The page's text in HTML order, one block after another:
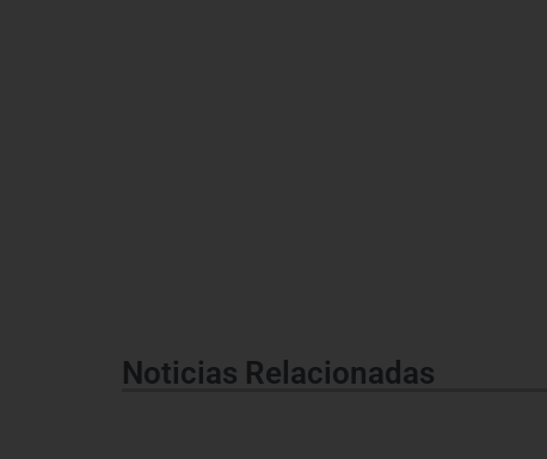
Noticias Relacionadas